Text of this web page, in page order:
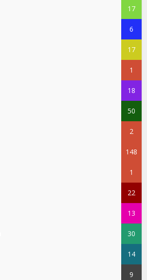
17
6
17
1
18
50
2
148
1
22
13
30
14
9